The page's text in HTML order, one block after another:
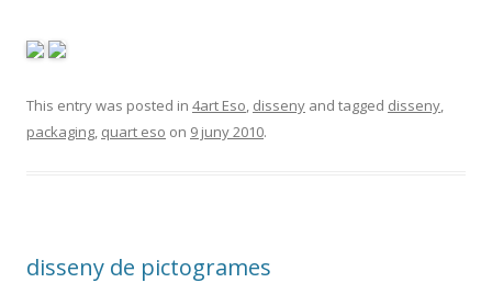
This entry was posted in 4art Eso, disseny and tagged disseny,
packaging, quart eso on 9 juny 2010.
disseny de pictogrames